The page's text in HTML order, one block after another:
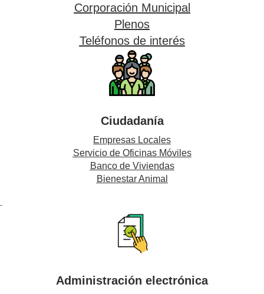
Corporación Municipal
Plenos
Teléfonos de interés
Ciudadanía
Empresas Locales
Servicio de Oficinas Móviles
Banco de Viviendas
Bienestar Animal
Administración electrónica